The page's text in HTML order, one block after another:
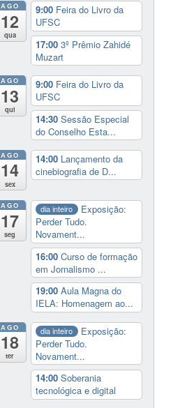
AGO
12
qua
9:00 Feira do Livro da
UFSC
17:00 3º Prêmio Zahidé
Muzart
AGO
13
qui
9:00 Feira do Livro da
UFSC
14:30 Sessão Especial
do Conselho Esta...
AGO
14
sex
14:00 Lançamento da
cinebiografia de D...
AGO
17
seg
dia inteiro
Exposição:
Perder Tudo.
Novament...
16:00 Curso de formação
em Jornalismo ...
19:00 Aula Magna do
IELA: Homenagem ao...
AGO
18
ter
dia inteiro
Exposição:
Perder Tudo.
Novament...
14:00 Soberania
tecnológica e digital